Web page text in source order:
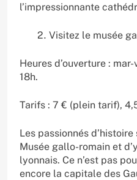
l’impressionnante
Visitez le musée
Heures d’ouverture :
18h.
Tarifs : 7 € (plein tarif),
Les passionnés
Musée gallo-romain et
lyonnais. Ce n’est pas
encore la capitale des